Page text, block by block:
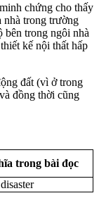
chứng cho thấy
nhà trong trường
bên trong ngôi nhà
kế nội thất hấp
đất (vì ở trong
đồng thời cũng
trong bài đọc